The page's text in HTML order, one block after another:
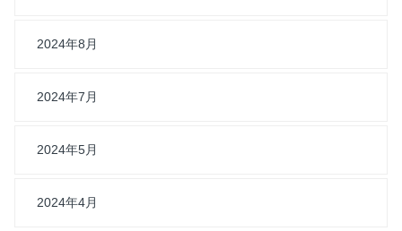
2024年8月
2024年7月
2024年5月
2024年4月